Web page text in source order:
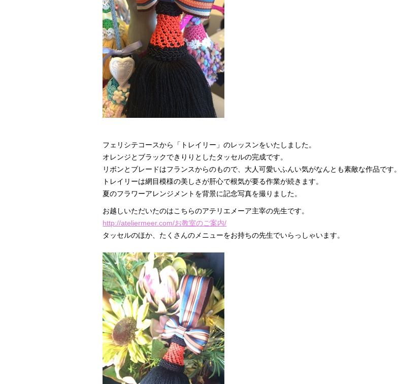
フェリシテコースから「トレイリー」のレッスンをいたしました。
オレンジとブラックできりりとしたタッセルの完成です。
リボンとブレードはフランスからのもので、大人可愛いふんい気がなんとも素敵な作品です。
トレイリーは網目模様の美しさが肝心で根気が要る作業が続きます。
夏のフラワーアレンジメントを背景に記念写真を撮りました。
お越しいただいたのはこちらのアテリエメーア主宰の先生です。
http://ateliermeer.com/お教室のご案内/
タッセルのほか、たくさんのメニューをお持ちの先生でいらっしゃいます。